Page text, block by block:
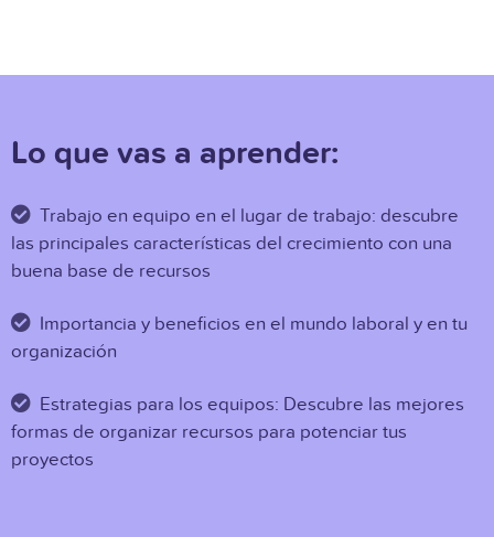
Lo que vas a aprender:
Trabajo en equipo en el lugar de trabajo: descubre
las principales características del crecimiento con una
buena base de recursos
Importancia y beneficios en el mundo laboral y en tu
organización
Estrategias para los equipos: Descubre las mejores
formas de organizar recursos para potenciar tus
proyectos